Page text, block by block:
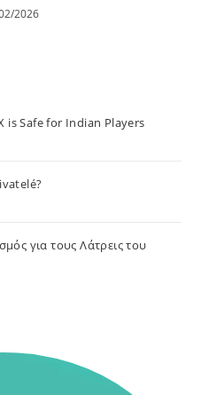
2026
is Safe for Indian Players
για τους Λάτρεις του